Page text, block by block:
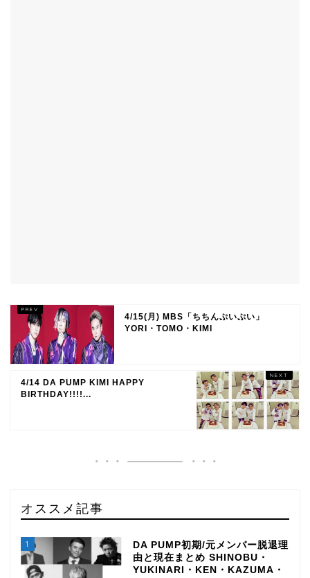
4/15(月) MBS「ちちんぷいぷい」
YORI・TOMO・KIMI
4/14 DA PUMP KIMI HAPPY
BIRTHDAY!!!!...
オススメ記事
1
DA PUMP初期/元メンバー脱退理
由と現在まとめ SHINOBU・
YUKINARI・KEN・KAZUMA・